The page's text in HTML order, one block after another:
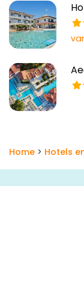
Home > Hotels